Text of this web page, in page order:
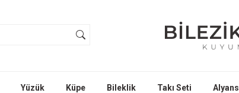
Yüzük Küpe Bileklik Takı Seti Alyans